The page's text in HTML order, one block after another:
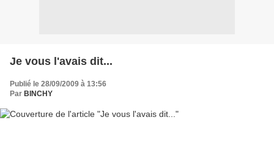
Je vous l'avais dit...
Publié le 28/09/2009 à 13:56
Par BINCHY